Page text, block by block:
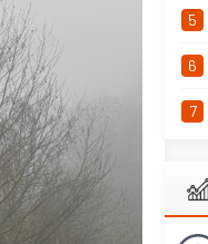
5
6
7